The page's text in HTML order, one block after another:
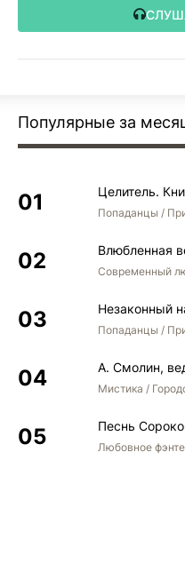
Популярные за
Целитель.
Влюбленная
Современный
А. Смолин,
Мистика /
Песнь
Любовное